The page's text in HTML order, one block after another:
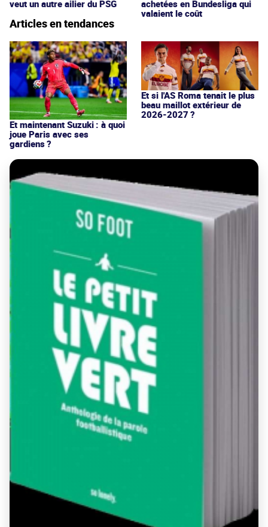
veut un autre ailier du PSG
achetées en Bundesliga qui
valaient le coût
Articles en tendances
Et maintenant Suzuki : à quoi
joue Paris avec ses
gardiens ?
Et si l'AS Roma tenait le plus
beau maillot extérieur de
2026-2027 ?